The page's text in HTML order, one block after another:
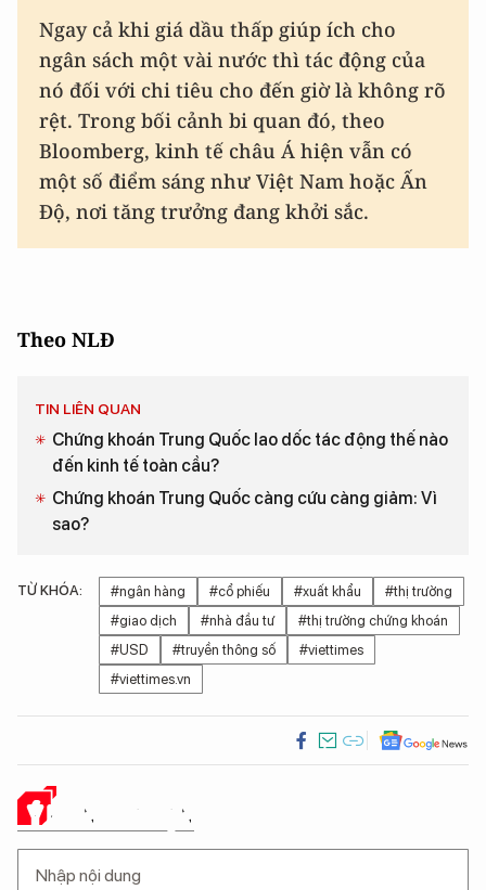
Ngay cả khi giá dầu thấp giúp ích cho
ngân sách một vài nước thì tác động của
nó đối với chi tiêu cho đến giờ là không rõ
rệt. Trong bối cảnh bi quan đó, theo
Bloomberg, kinh tế châu Á hiện vẫn có
một số điểm sáng như Việt Nam hoặc Ấn
Độ, nơi tăng trưởng đang khởi sắc.
Theo NLĐ
TIN LIÊN QUAN
Chứng khoán Trung Quốc lao dốc tác động thế nào
đến kinh tế toàn cầu?
Chứng khoán Trung Quốc càng cứu càng giảm: Vì
sao?
TỪ KHÓA: #ngân hàng #cổ phiếu #xuất khẩu
#thị trường
#giao dịch
#nhà đầu tư
#thị trường chứng khoán
#USD
#truyền thông số
#viettimes
#viettimes.vn
Ý KIẾN CỦA BẠN